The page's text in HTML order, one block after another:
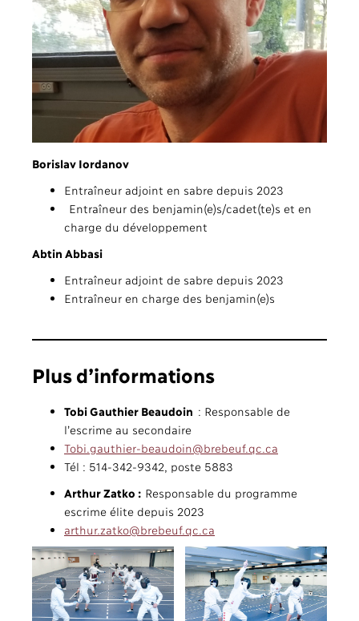
Borislav Iordanov
Entraîneur adjoint en sabre depuis 2023
Entraîneur des benjamin(e)s/cadet(te)s et en
charge du développement
Abtin Abbasi
Entraîneur adjoint de sabre depuis 2023
Entraîneur en charge des benjamin(e)s
Plus d’informations
Tobi Gauthier Beaudoin : Responsable de
l’escrime au secondaire
Tobi.gauthier-beaudoin@brebeuf.qc.ca
Tél : 514-342-9342, poste 5883
Arthur Zatko : Responsable du programme
escrime élite depuis 2023
arthur.zatko@brebeuf.qc.ca